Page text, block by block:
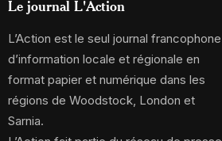
Le journal L'Action
L’Action est le seul journal francophone
d’information locale et régionale en
format papier et numérique dans les
régions de Woodstock, London et
Sarnia.